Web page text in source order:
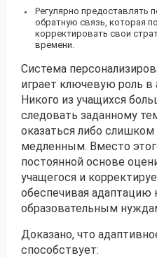
Регулярно предоставлять
обратную связь, которая
корректировать свои
времени.
Система
играет ключевую роль в
Никого из учащихся
следовать заданному
оказаться либо
медленным. Вместо
постоянной основе
учащегося и
обеспечивая адаптацию
образовательным
Доказано, что
способствует: